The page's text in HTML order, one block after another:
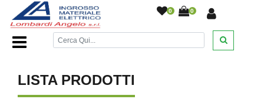
0 0
Home Page//
LISTA PRODOTTI